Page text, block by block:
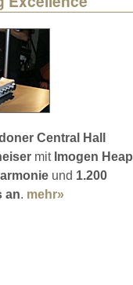
Central Hall
mit Imogen Heap
und 1.200
an. mehr»